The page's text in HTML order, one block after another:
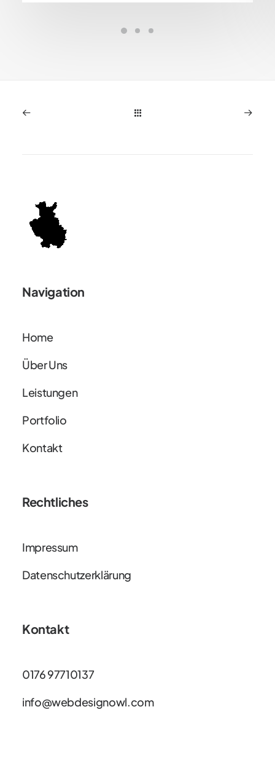
Navigation
Home
Über Uns
Leistungen
Portfolio
Kontakt
Rechtliches
Impressum
Datenschutzerklärung
Kontakt
0176 97710137
info@webdesignowl.com